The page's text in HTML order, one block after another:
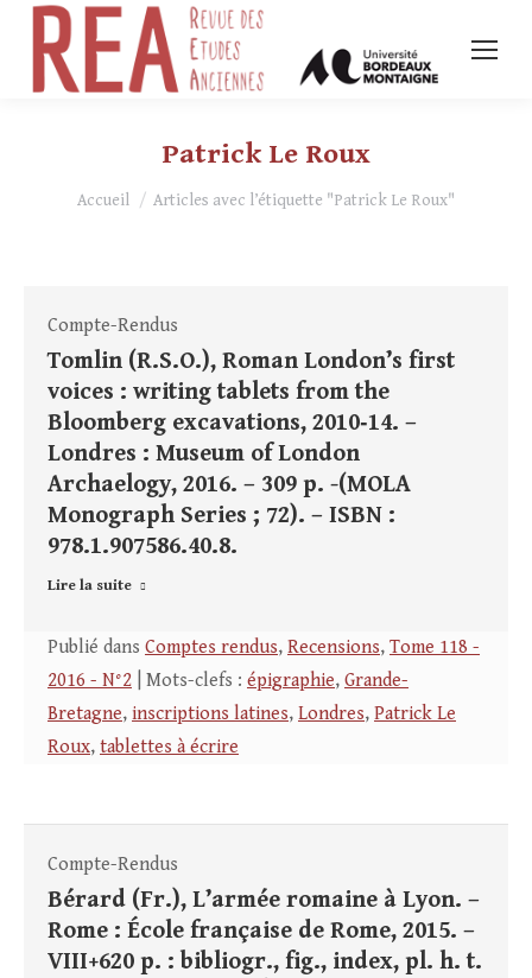
Patrick Le Roux
Vous êtes ici :
Accueil Articles avec l’étiquette "Patrick Le Roux"
Compte-Rendus
Tomlin (R.S.O.), Roman London’s first
voices : writing tablets from the
Bloomberg excavations, 2010‑14. –
Londres : Museum of London
Archaelogy, 2016. – 309 p. -(MOLA
Monograph Series ; 72). – ISBN :
978.1.907586.40.8.
Lire la suite
Publié dans Comptes rendus, Recensions, Tome 118 -
2016 - N°2 | Mots-clefs : épigraphie, Grande-
Bretagne, inscriptions latines, Londres, Patrick Le
Roux, tablettes à écrire
Compte-Rendus
Bérard (Fr.), L’armée romaine à Lyon. –
Rome : École française de Rome, 2015. –
VIII+620 p. : bibliogr., fig., index, pl. h. t.